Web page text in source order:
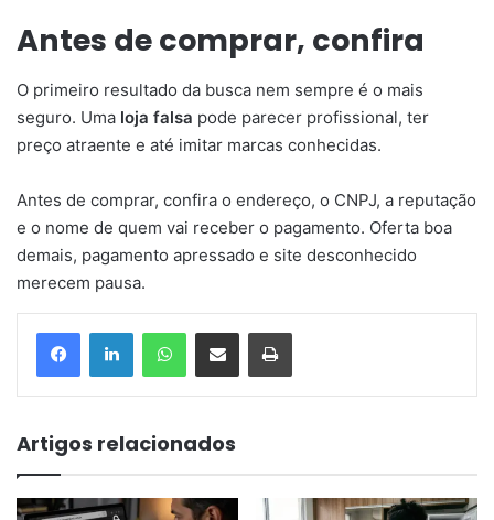
Antes de comprar, confira
O primeiro resultado da busca nem sempre é o mais
seguro. Uma loja falsa pode parecer profissional, ter
preço atraente e até imitar marcas conhecidas.
Antes de comprar, confira o endereço, o CNPJ, a reputação
e o nome de quem vai receber o pagamento. Oferta boa
demais, pagamento apressado e site desconhecido
merecem pausa.
Artigos relacionados